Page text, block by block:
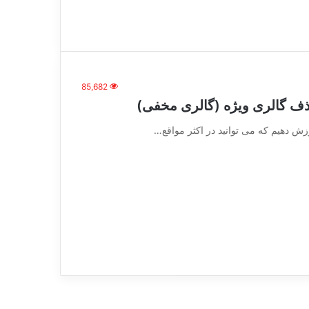
85,682
گالری ویژه (گالری مخفی)
دهیم که می توانید در اکثر مواقع…